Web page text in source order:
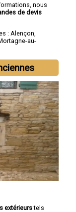
nous
de devis
: Alençon,
au-
extérieurstels